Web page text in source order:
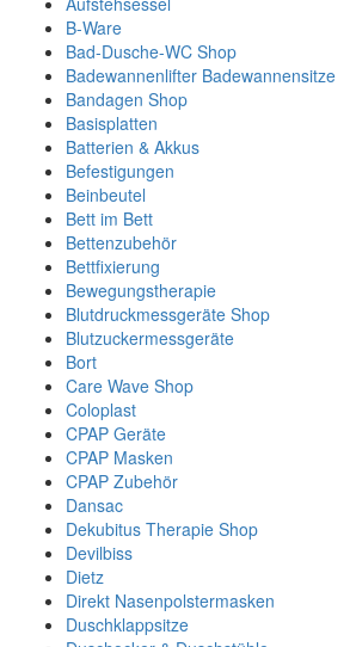
B-Ware
Bad-Dusche-WC Shop
Badewannenlifter Badewannensitze
Bandagen Shop
Basisplatten
Batterien & Akkus
Befestigungen
Beinbeutel
Bett im Bett
Bettenzubehör
Bettfixierung
Bewegungstherapie
Blutdruckmessgeräte Shop
Blutzuckermessgeräte
Bort
Care Wave Shop
Coloplast
CPAP Geräte
CPAP Masken
CPAP Zubehör
Dansac
Dekubitus Therapie Shop
Devilbiss
Dietz
Direkt Nasenpolstermasken
Duschklappsitze